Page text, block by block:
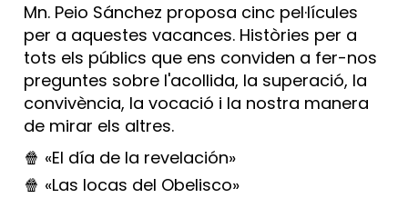
Mn. Peio Sánchez proposa cinc pel·lícules
per a aquestes vacances. Històries per a
tots els públics que ens conviden a fer-nos
preguntes sobre l'acollida, la superació, la
convivència, la vocació i la nostra manera
de mirar els altres.
🍿 «El día de la revelación»
🍿 «Las locas del Obelisco»